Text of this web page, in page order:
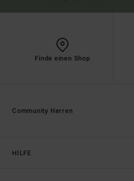
Finde einen Shop
HILFE
Community Herren